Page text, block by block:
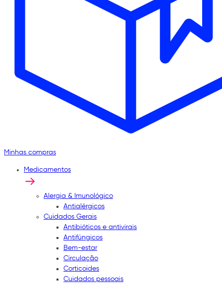
Minhas compras
Medicamentos
Alergia & Imunológico
Antialérgicos
Cuidados Gerais
Antibióticos e antivirais
Antifúngicos
Bem-estar
Circulação
Corticoides
Cuidados pessoais